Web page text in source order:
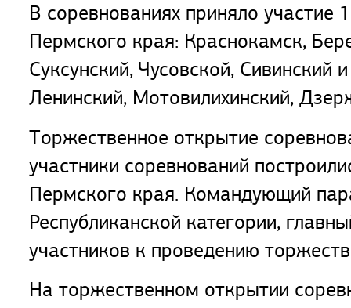
В соревнованиях приняло
Пермского края: Краснокамск,
Суксунский, Чусовской,
Ленинский, Мотовилихинский,
Торжественное открытие
участники соревнований
Пермского края. Командующий
Республиканской категории,
участников к проведению
На торжественном открытии